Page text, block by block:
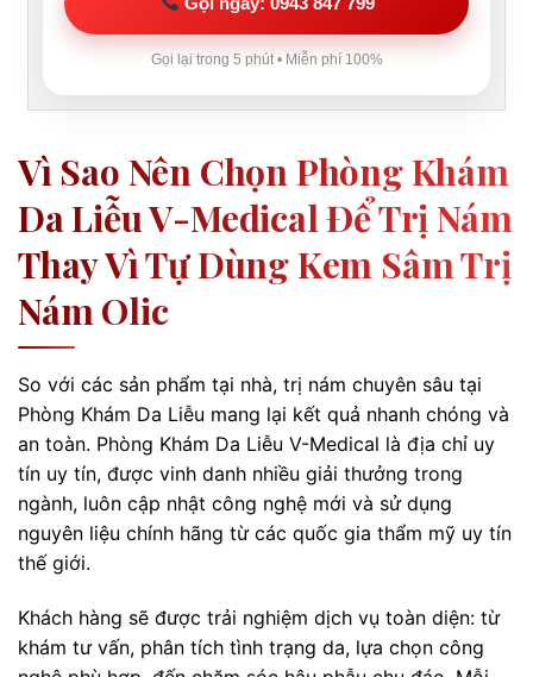
Gọi lại trong 5 phút • Miễn phí 100%
Vì Sao Nên Chọn Phòng Khám
Da Liễu V-Medical Để Trị Nám
Thay Vì Tự Dùng Kem Sâm Trị
Nám Olic
So với các sản phẩm tại nhà, trị nám chuyên sâu tại
Phòng Khám Da Liễu mang lại kết quả nhanh chóng và
an toàn. Phòng Khám Da Liễu V-Medical là địa chỉ uy
tín uy tín, được vinh danh nhiều giải thưởng trong
ngành, luôn cập nhật công nghệ mới và sử dụng
nguyên liệu chính hãng từ các quốc gia thẩm mỹ uy tín
thế giới.
Khách hàng sẽ được trải nghiệm dịch vụ toàn diện: từ
khám tư vấn, phân tích tình trạng da, lựa chọn công